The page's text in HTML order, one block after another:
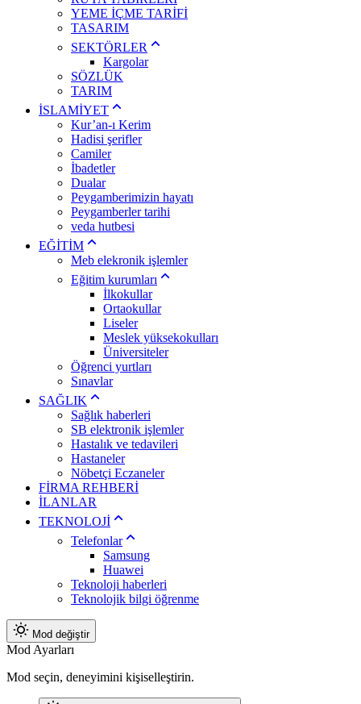
YEME İÇME TARİFİ
TASARIM
SEKTÖRLER
Kargolar
SÖZLÜK
TARIM
İSLAMİYET
Kur’an-ı Kerim
Hadisi şerifler
Camiler
İbadetler
Dualar
Peygamberimizin hayatı
Peygamberler tarihi
veda hutbesi
EĞİTİM
Meb elekronik işlemler
Eğitim kurumları
İlkokullar
Ortaokullar
Liseler
Meslek yüksekokulları
Üniversiteler
Öğrenci yurtları
Sınavlar
SAĞLIK
Sağlık haberleri
SB elektronik işlemler
Hastalık ve tedavileri
Hastaneler
Nöbetçi Eczaneler
FİRMA REHBERİ
İLANLAR
TEKNOLOJİ
Telefonlar
Samsung
Huawei
Teknoloji haberleri
Teknolojik bilgi öğrenme
Mod değiştir
Mod Ayarları
Mod seçin, deneyimini kişiselleştirin.